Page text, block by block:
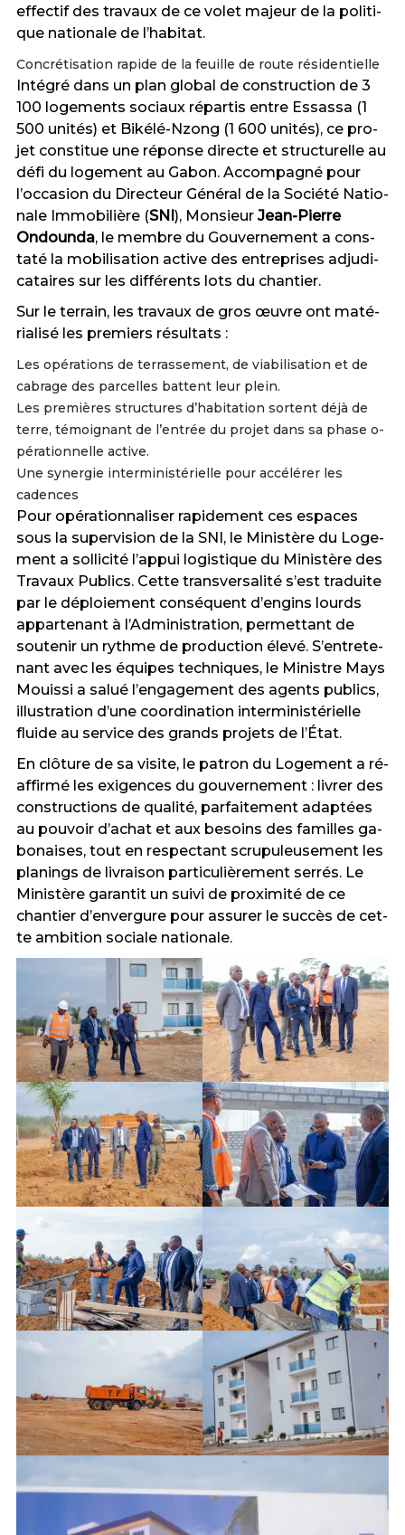
ef­fec­tif des tra­vaux de ce vo­let ma­jeur de la po­li­ti­
que na­tio­na­le de l’ha­bi­tat.
Concrétisation rapide de la feuille de route résidentielle
In­té­gré dans un plan glo­bal de cons­truc­tion de 3
100 lo­ge­ments so­ciaux ré­par­tis en­tre Es­sas­sa (1
500 uni­tés) et Bi­ké­lé-N­zong (1 600 uni­tés), ce pro­
jet cons­ti­tue une ré­pon­se di­rec­te et struc­tu­rel­le au
dé­fi du lo­ge­ment au Ga­bon. Ac­com­pa­gné pour
l’oc­ca­sion du Di­rec­teur Gé­né­ral de la So­cié­té Na­tio­
na­le Im­mo­bi­liè­re (SNI), Monsieur Jean-Pierre
Ondounda, le membre du Gou­ver­ne­ment a cons­
ta­té la mo­bi­li­sa­tion ac­ti­ve des en­tre­pri­ses ad­ju­di­
ca­tai­res sur les dif­fé­rents lots du chan­tier.
Sur le ter­rain, les tra­vaux de gros œu­vre ont ma­té­
ria­li­sé les pre­miers ré­sul­tats :
Les opé­ra­tions de ter­ras­se­ment, de via­bi­li­sa­tion et de
ca­bra­ge des par­cel­les bat­tent leur plein.
Les pre­miè­res struc­tu­res d’ha­bi­ta­tion sor­tent déjà de
ter­re, té­moi­gnant de l’en­trée du pro­jet dans sa pha­se o­
pé­ra­tion­nel­le active.
Une synergie interministérielle pour accélérer les
cadences
Pour opé­ra­tion­na­li­ser ra­pi­de­ment ces es­pa­ces
sous la su­per­vi­sion de la SNI, le Mi­nis­tère du Lo­ge­
ment a sol­li­ci­té l’ap­pui lo­gis­ti­que du Mi­nis­tère des
Tra­vaux Pu­blics. Cet­te trans­ver­sa­li­té s’est tra­dui­te
par le dé­ploie­ment consé­quent d’en­gins lourds
ap­par­te­nant à l’Ad­mi­nis­tra­tion, per­met­tant de
sou­te­nir un ryth­me de pro­duc­tion é­le­vé. S’en­tre­te­
nant a­vec les é­qui­pes tech­niques, le Mi­nis­tre Mays
Mouissi a salué l’en­ga­ge­ment des a­gents pu­blics,
il­lus­tra­tion d’une coor­di­na­tion in­ter­mi­nis­té­riel­le
flui­de au ser­vice des grands pro­jets de l’É­tat.
En clô­tu­re de sa vi­si­te, le pa­tron du Lo­ge­ment a ré­
af­fir­mé les exi­gen­ces du gou­ver­ne­ment : li­vrer des
cons­truc­tions de qua­li­té, par­fai­te­ment a­dap­tées
au pou­voir d’a­chat et aux be­soins des fa­milles ga­
bo­nai­ses, tout en res­pec­tant scru­pu­leu­se­ment les
pla­nings de li­vrai­son par­ti­cu­liè­re­ment ser­rés. Le
Mi­nis­tère ga­ran­tit un sui­vi de proxi­mi­té de ce
chan­tier d’en­ver­gure pour assu­rer le suc­cès de cet­
te am­bi­tion so­cia­le na­tio­na­le.